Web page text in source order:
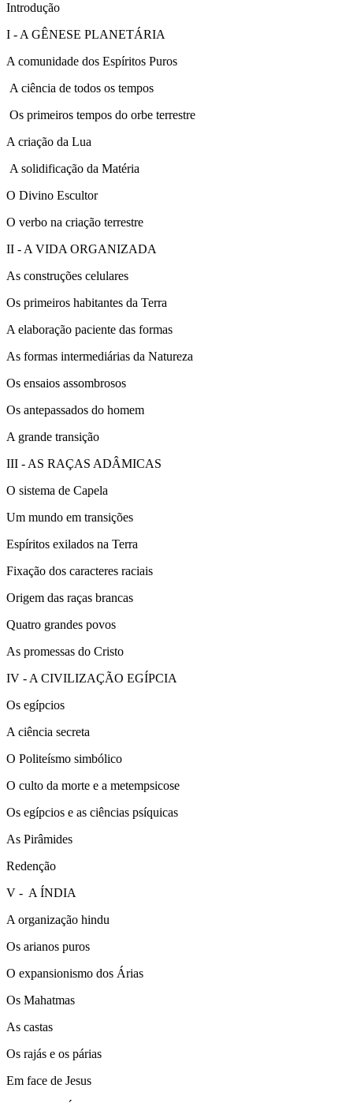
Introdução
I - A GÊNESE PLANETÁRIA
A comunidade dos Espíritos Puros
A ciência de todos os tempos
Os primeiros tempos do orbe terrestre
A criação da Lua
A solidificação da Matéria
O Divino Escultor
O verbo na criação terrestre
II - A VIDA ORGANIZADA
As construções celulares
Os primeiros habitantes da Terra
A elaboração paciente das formas
As formas intermediárias da Natureza
Os ensaios assombrosos
Os antepassados do homem
A grande transição
III - AS RAÇAS ADÂMICAS
O sistema de Capela
Um mundo em transições
Espíritos exilados na Terra
Fixação dos caracteres raciais
Origem das raças brancas
Quatro grandes povos
As promessas do Cristo
IV - A CIVILIZAÇÃO EGÍPCIA
Os egípcios
A ciência secreta
O Politeísmo simbólico
O culto da morte e a metempsicose
Os egípcios e as ciências psíquicas
As Pirâmides
Redenção
V - A ÍNDIA
A organização hindu
Os arianos puros
O expansionismo dos Árias
Os Mahatmas
As castas
Os rajás e os párias
Em face de Jesus